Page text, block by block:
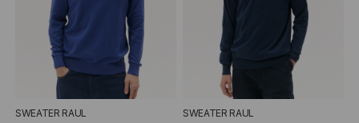
SWEATER RAUL
SWEATER RAUL